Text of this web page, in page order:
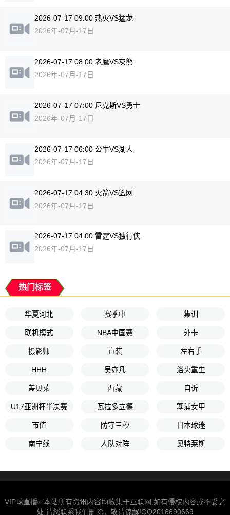
2026-07-17 09:00 热火VS猛龙
2026年-07月-17日
2026-07-17 08:00 老鹰VS灰熊
2026年-07月-17日
2026-07-17 07:00 尼克斯VS勇士
2026年-07月-17日
2026-07-17 06:00 公牛VS湖人
2026年-07月-17日
2026-07-17 04:30 火箭VS篮网
2026年-07月-17日
2026-07-17 04:00 雷霆VS独行侠
2026年-07月-17日
热门标签
华夏河北 赛季中 集训
联机模式 NBA中国赛 外卡
摄影师 直装 左右手
HHH 吴亦凡 浴火重生
盖贝莱 西藏 自诉
U17亚洲杯半决赛 瓦拉多立德 塞浦女甲
市值 防守三秒 日本球迷
南宁线 人队对阵 奥特莱斯
VIP球直播✅本站所有资讯内容均收集于互联网,如有侵权内容或不妥之
处,请您联系我们删除。敬请谅解!QQ2016690669